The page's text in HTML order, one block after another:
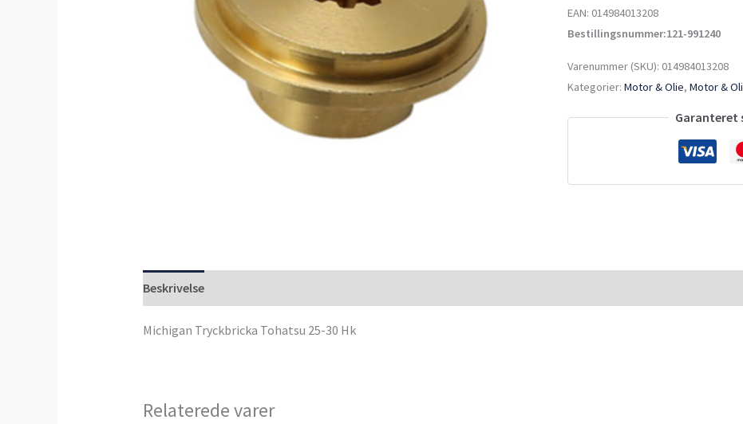
EAN: 014984013208
Bestillingsnummer:121-991240
Varenummer (SKU): 014984013208
Kategorier:Motor & Olie,Motor &
Garanteret
Beskrivelse
Michigan Tryckbricka Tohatsu 25-30 Hk
Relaterede varer